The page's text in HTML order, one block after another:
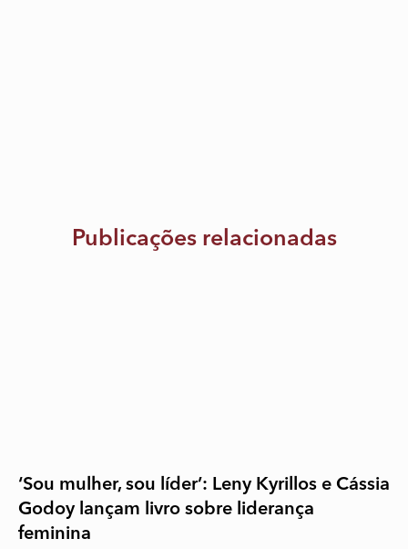
Publicações relacionadas
‘Sou mulher, sou líder’: Leny Kyrillos e Cássia
Godoy lançam livro sobre liderança
feminina